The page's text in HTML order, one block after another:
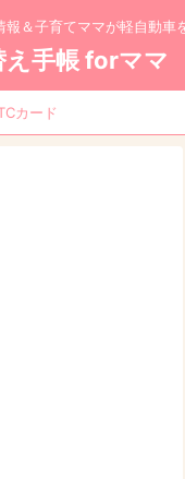
＆子育てママが軽自動車
え手帳 forママ
カード